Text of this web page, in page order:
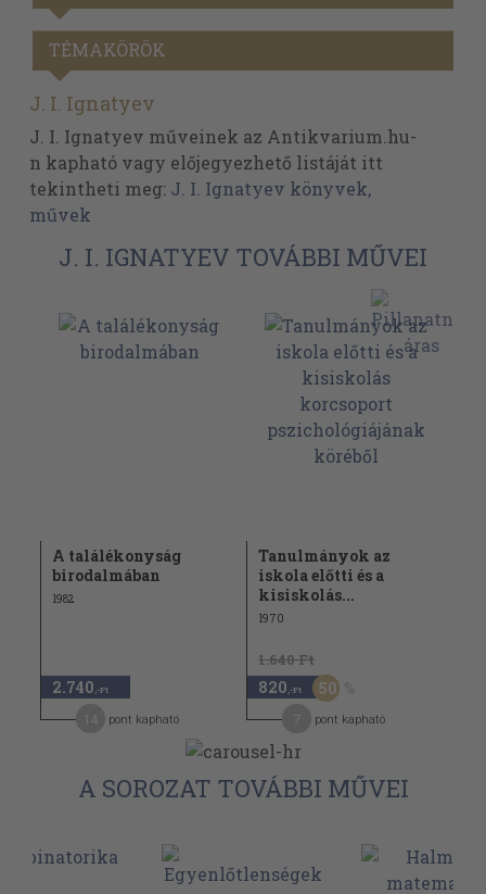
TÉMAKÖRÖK
J. I. Ignatyev
J. I. Ignatyev műveinek az Antikvarium.hu-
n kapható vagy előjegyezhető listáját itt
tekintheti meg: J. I. Ignatyev könyvek,
művek
J. I. IGNATYEV TOVÁBBI MŰVEI
A találékonyság
birodalmában
1982
2.740 ,-Ft
pont kapható
Tanulmányok az
iskola előtti és a
kisiskolás...
1970
1.640 Ft
820 ,-Ft 50
pont kapható
A SOROZAT TOVÁBBI MŰVEI